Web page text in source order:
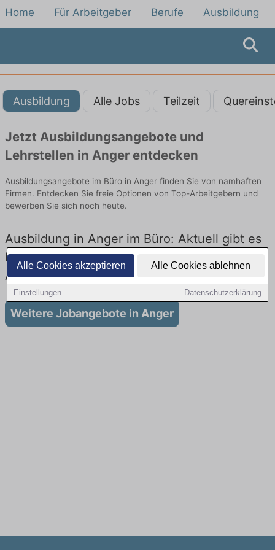
Alle Cookies akzeptieren Alle Cookies ablehnen
Einstellungen Datenschutzerklärung
Home Für Arbeitgeber Berufe Ausbildung
Ausbildung Alle Jobs Teilzeit
Jetzt Ausbildungsangebote und
Lehrstellen in Anger entdecken
Ausbildungsangebote im Büro in Anger finden Sie von namhaften
Firmen. Entdecken Sie freie Optionen von Top-Arbeitgebern und
bewerben Sie sich noch heute.
Ausbildung in Anger im Büro: Aktuell gibt es
keine Stellenangebote für Ausbildung in
Anger
Weitere Jobangebote in Anger